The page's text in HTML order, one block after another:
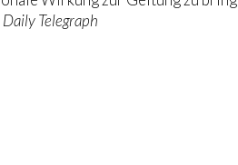
Daily Telegraph